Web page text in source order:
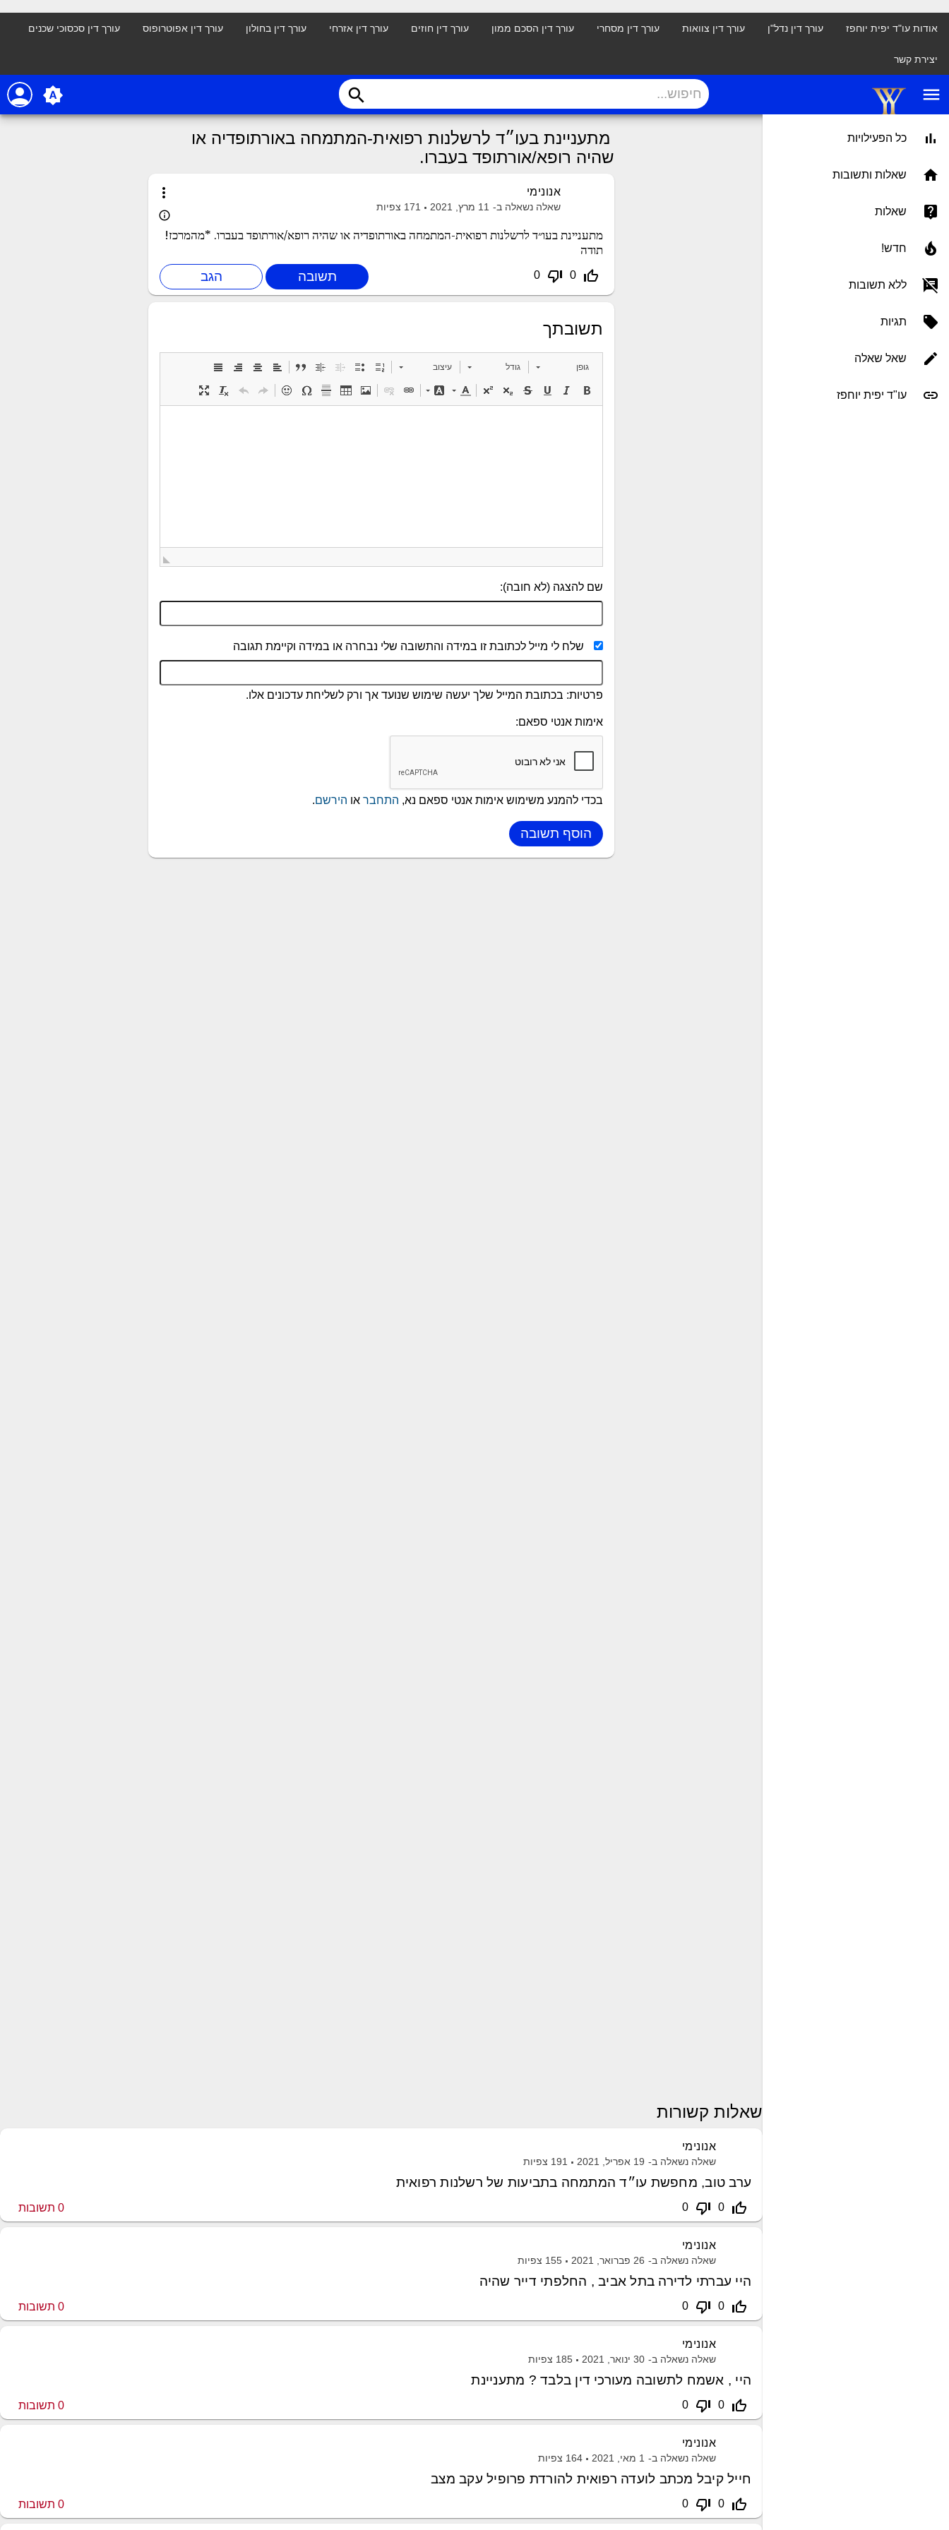
אודות עו"ד יפית יוחפז עורך דין נדל"ן עורך דין צוואות עורך דין מסחרי עורך דין הסכם ממון עורך דין חוזים עורך דין אזרחי עורך דין בחולון עורך דין אפוטרופוס עורך דין סכסוכי שכנים
יצירת קשר
menu
person search
brightness_auto
כל הפעילויות
שאלות ותשובות
שאלות
חדש!
ללא תשובות
תגיות
שאל שאלה
עו"ד יפית יוחפז
מתעניינת בעו״ד לרשלנות רפואית-המתמחה באורתופדיה או
שהיה רופא/אורתופד בעברו.
more_vert אנונימי
שאלה נשאלה ב- 11 מרץ, 2021 171 צפיות
info_outline
מתעניינת בעו״ד לרשלנות רפואית-המתמחה באורתופדיה או שהיה רופא/אורתופד בעברו. *מהמרכז!
תודה
thumb_up_off_alt
0
thumb_down_off_alt
0
תשובתך
גופן גודל עיצוב
שם להצגה (לא חובה):
שלח לי מייל לכתובת זו במידה והתשובה שלי נבחרה או במידה וקיימת תגובה
פרטיות: בכתובת המייל שלך יעשה שימוש שנועד אך ורק לשליחת עדכונים אלו.
אימות אנטי ספאם:
בכדי להמנע משימוש אימות אנטי ספאם נא, התחבר או הירשם.
שאלות קשורות
אנונימי
שאלה נשאלה ב- 19 אפריל, 2021 191 צפיות
ערב טוב, מחפשת עו״ד המתמחה בתביעות של רשלנות רפואית
thumb_up_off_alt
0
thumb_down_off_alt
0
0 תשובות
אנונימי
שאלה נשאלה ב- 26 פברואר, 2021 155 צפיות
היי עברתי לדירה בתל אביב , החלפתי דייר שהיה
thumb_up_off_alt
0
thumb_down_off_alt
0
0 תשובות
אנונימי
שאלה נשאלה ב- 30 ינואר, 2021 185 צפיות
היי , אשמח לתשובה מעורכי דין בלבד ? מתעניינת
thumb_up_off_alt
0
thumb_down_off_alt
0
0 תשובות
אנונימי
שאלה נשאלה ב- 1 מאי, 2021 164 צפיות
חייל קיבל מכתב לועדה רפואית להורדת פרופיל עקב מצב
thumb_up_off_alt
0
thumb_down_off_alt
0
0 תשובות